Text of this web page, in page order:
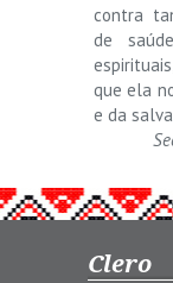
contra
de
que ela
e da
Clero